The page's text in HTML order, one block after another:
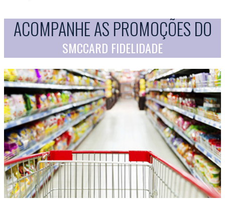
ACOMPANHE AS PROMOÇÕES DO
SMCCARD FIDELIDADE